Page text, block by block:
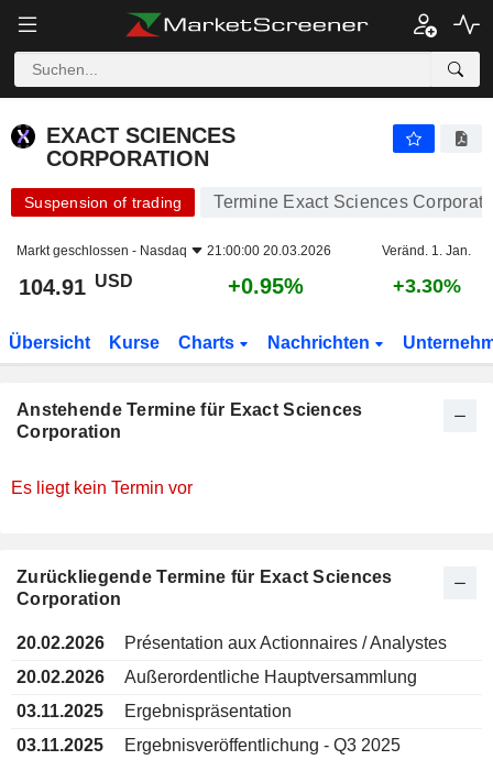
EXACT SCIENCES CORPORATION
EXACT SCIENCES
CORPORATION
Suspension of trading Termine Exact Sciences
Markt geschlossen - Nasdaq 21:00:00 20.03.2026 Veränd. 1. Jan.
104.91 USD +0.95% +3.30%
Übersicht Kurse Charts Nachrichten
Anstehende Termine für Exact Sciences
Corporation
Es liegt kein Termin vor
Zurückliegende Termine für Exact Sciences
Corporation
20.02.2026
Présentation aux Actionnaires / Analystes
20.02.2026
Außerordentliche Hauptversammlung
03.11.2025
Ergebnispräsentation
03.11.2025
Ergebnisveröffentlichung - Q3 2025